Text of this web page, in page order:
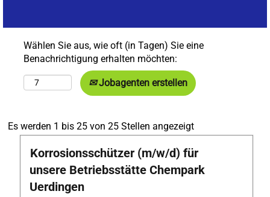
Wählen Sie aus, wie oft (in Tagen) Sie eine
Benachrichtigung erhalten möchten:
Jobagenten erstellen
Es werden 1 bis 25 von 25 Stellen angezeigtSuchergebnisse
für
"Bilfinger
Tebodin
Stellenbezeichnung
Korrosionsschützer (m/w/d) für
unsere Betriebsstätte Chempark
Uerdingen
Drücken
die
Leertaste,